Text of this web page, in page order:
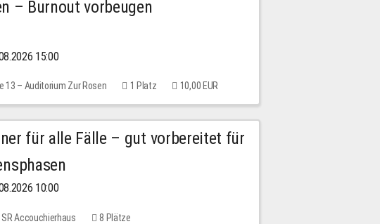
– Burnout vorbeugen
15:00
13 – Auditorium Zur Rosen 1 Platz 10,00 EUR
für alle Fälle – gut vorbereitet für
10:00
Accouchierhaus 8 Plätze